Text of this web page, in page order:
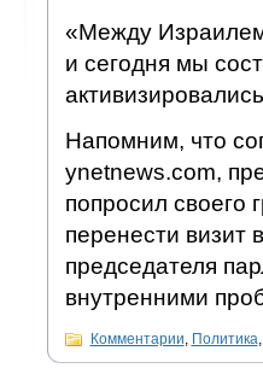
«Между
и сегодня мы
Напомним, что
ynetnews.com,
попросил своего
перенести визит
председателя
внутренними
Комментарии Политика